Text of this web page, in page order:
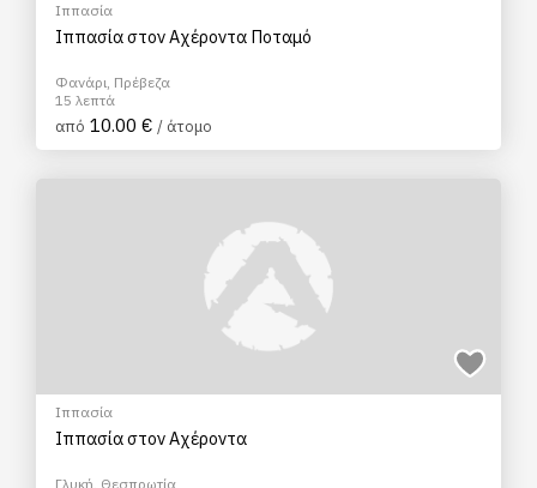
Ιππασία
Ιππασία στον Αχέροντα Ποταμό
Φανάρι, Πρέβεζα
15 λεπτά
από 10.00 € / άτομο
Ιππασία
Ιππασία στον Αχέροντα
Γλυκή, Θεσπρωτία